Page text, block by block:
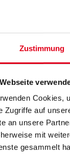
Zustimmung
Cookies,
Zugriffe auf
an unsere
mit
gesammelt